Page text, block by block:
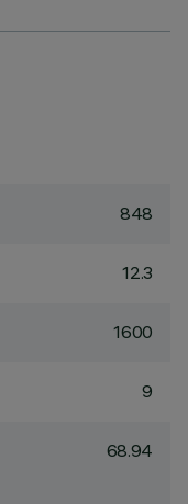
848
12.3
1600
9
68.94